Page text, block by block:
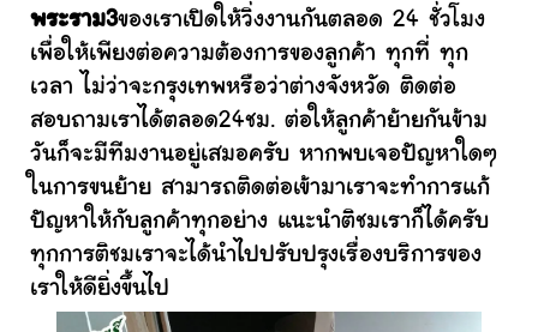
พระราม3ของเราเปิดให้วิ่งงานกันตลอด 24 ชั่วโมง
เพื่อให้เพียงต่อความต้องการของลูกค้า ทุกที่ ทุก
เวลา ไม่ว่าจะกรุงเทพหรือว่าต่างจังหวัด ติดต่อ
สอบถามเราได้ตลอด24ชม. ต่อให้ลูกค้าย้ายกันข้าม
วันก็จะมีทีมงานอยู่เสมอครับ หากพบเจอปัญหาใดๆ
ในการขนย้าย สามารถติดต่อเข้ามาเราจะทำการแก้
ปัญหาให้กับลูกค้าทุกอย่าง แนะนำติชมเราก็ได้ครับ
ทุกการติชมเราจะได้นำไปปรับปรุงเรื่องบริการของ
เราให้ดียิ่งขึ้นไป